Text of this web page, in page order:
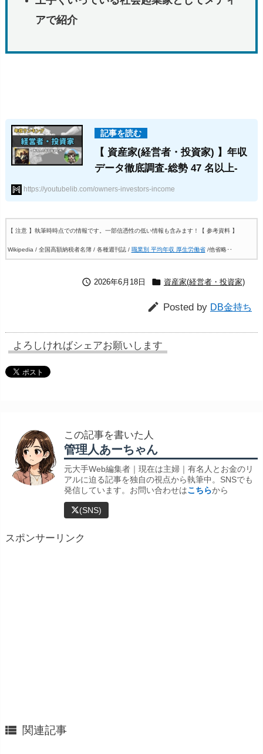
アで紹介
【 資産家(経営者・投資家) 】年収
データ徹底調査-総勢 47 名以上-
https://youtubelib.com/owners-investors-income
【 注意 】執筆時時点での情報です。一部信憑性の低い情報も含みます！ 【 参考資料 】
Wikipedia / 全国高額納税者名簿 / 各種週刊誌 / 職業別 平均年収 厚生労働省/他省略‥
 2026年6月18日  資産家(経営者・投資家)
 Posted by DB金持ち
よろしければシェアお願いします
この記事を書いた人
管理人あーちゃん
元大手Web編集者｜現在は主婦｜有名人とお金のリ
アルに迫る記事を独自の視点から執筆中。SNSでも
発信しています。お問い合わせはこちらから
(SNS)
スポンサーリンク
 関連記事